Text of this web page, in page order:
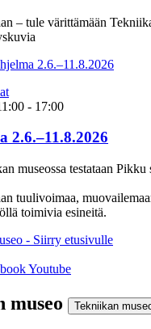
– tule värittämään
- 17:00
2.6.–11.8.2026
museossa testataan
tuulivoimaa,
toimivia esineitä.
Youtube
museo Tekniikan